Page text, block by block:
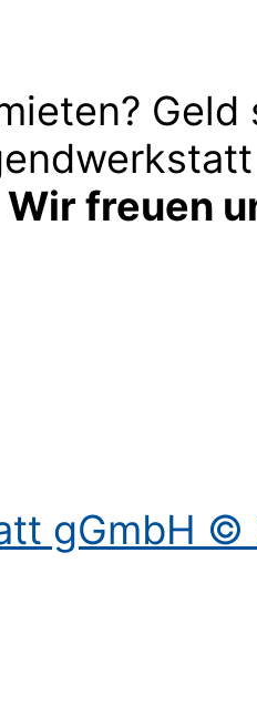
Wir freuen
gGmbH